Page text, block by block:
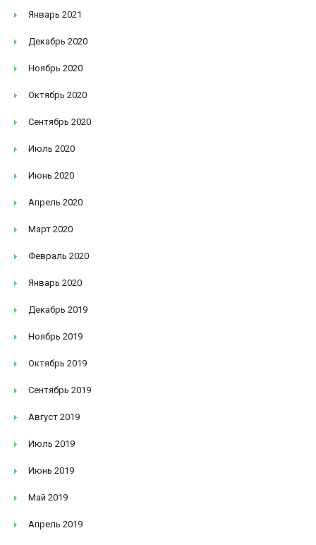
Январь 2021
Декабрь 2020
Ноябрь 2020
Октябрь 2020
Сентябрь 2020
Июль 2020
Июнь 2020
Апрель 2020
Март 2020
Февраль 2020
Январь 2020
Декабрь 2019
Ноябрь 2019
Октябрь 2019
Сентябрь 2019
Август 2019
Июль 2019
Июнь 2019
Май 2019
Апрель 2019